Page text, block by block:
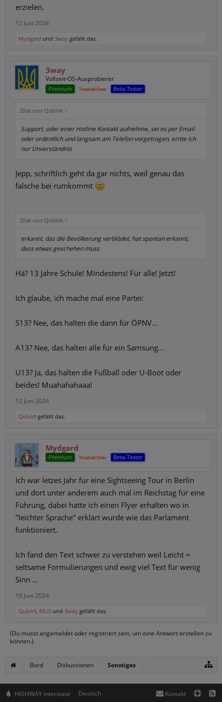
erzielen.
12 Juni 2024
Mydgard und 3way gefällt das.
3way
Vollzeit-OS-Ausprobierer
Premium Trusted User Beta-Tester
Zitat von Qubit4: ↑
Support, oder einer Hotline Kontakt aufnehme, sei es per Email
oder ordentlich und langsam am Telefon vorgetragen, ernte ich
nur Unverständnis
Jepp, schriftlich geht da gar nichts, weil genau das
falsche bei rumkommt
Zitat von Qubit4: ↑
erkannt, das die Bevölkerung verblödet, hat spontan erkannt,
dass etwas geschehen muss
Hä? 13 Jahre Schule! Mindestens! Für alle! Jetzt!
Ich glaube, ich mache mal eine Partei:
S13? Nee, das halten die dann für ÖPNV...
A13? Nee, das halten alle für ein Samsung...
U13? Ja, das halten die Fußball oder U-Boot oder
beides! Muahahahaaa!
12 Juni 2024
Qubit4 gefällt das.
Mydgard
Premium Trusted User Beta-Tester
Ich war letzes Jahr für eine Sightseeing Tour in Berlin
und dort unter anderem auch mal im Reichstag für eine
Führung, dabei hatte ich einen Flyer erhalten wo in
"leichter Sprache" erklärt wurde wie das Parlament
funktioniert.
Ich fand den Text schwer zu verstehen weil Leicht =
seltsame Formulierungen und ewig viel Text für wenig
Sinn ...
18 Juni 2024
Qubit4, BILD und 3way gefällt das.
(Du musst angemeldet oder registriert sein, um eine Antwort erstellen zu
können.)
Bord Diskussionen Sonstiges
HIGHWAY Interstate Deutsch Kontakt